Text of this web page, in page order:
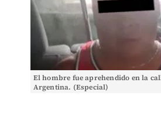
El hombre fue aprehendido en la
Argentina. (Especial)